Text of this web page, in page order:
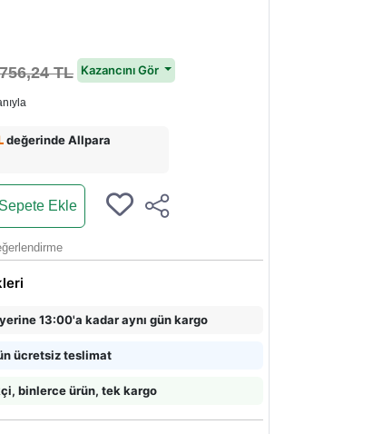
756,24 TL Kazancını Gör
değerinde Allpara
Sepete Ekle
13:00'a kadar aynı gün kargo
ücretsiz teslimat
binlerce ürün, tek kargo